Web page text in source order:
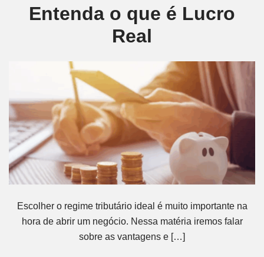
Entenda o que é Lucro
Real
Escolher o regime tributário ideal é muito importante na
hora de abrir um negócio. Nessa matéria iremos falar
sobre as vantagens e […]